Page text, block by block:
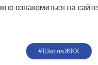
ознакомиться на
#ШколаЖКХ